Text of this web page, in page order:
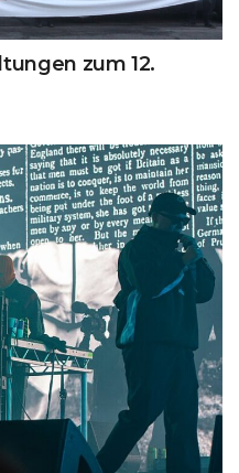
zum 12.